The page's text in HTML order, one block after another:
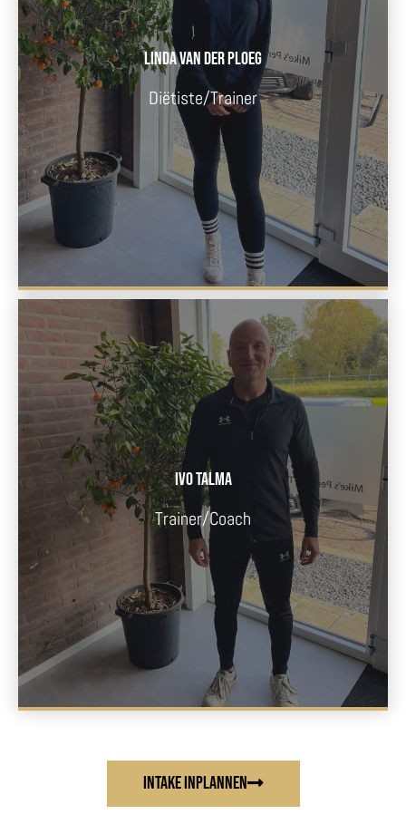
Linda van der Ploeg
Diëtiste/Trainer
Ivo Talma
Trainer/coach
Intake Inplannen